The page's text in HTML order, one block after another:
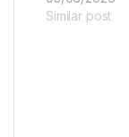
Similar post